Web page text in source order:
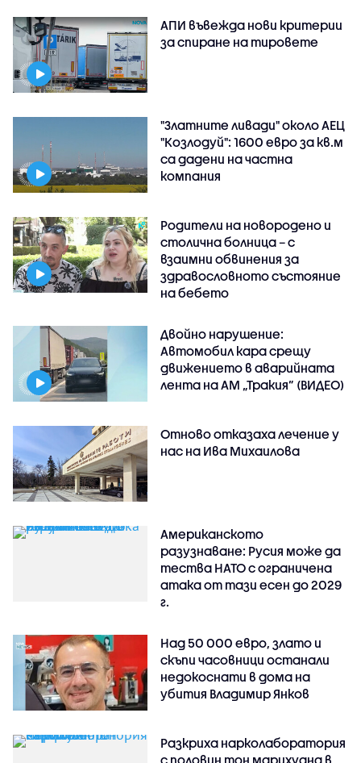
АПИ въвежда нови критерии
за спиране на тировете
"Златните ливади" около АЕЦ
"Козлодуй": 1600 евро за кв.м
са дадени на частна
компания
Родители на новородено и
столична болница – с
взаимни обвинения за
здравословното състояние
на бебето
Двойно нарушение:
Автомобил кара срещу
движението в аварийната
лента на АМ „Тракия” (ВИДЕО)
Отново отказаха лечение у
нас на Ива Михаилова
Американското
разузнаване: Русия може да
тества НАТО с ограничена
атака от тази есен до 2029
г.
Над 50 000 евро, злато и
скъпи часовници останали
недокоснати в дома на
убития Владимир Янков
Разкриха нарколаборатория
с половин тон марихуана в